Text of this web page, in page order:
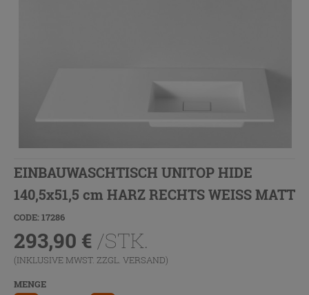
EINBAUWASCHTISCH UNITOP HIDE
140,5x51,5 cm HARZ RECHTS WEISS MATT
CODE: 17286
293,90 € /STK.
(INKLUSIVE MWST. ZZGL. VERSAND)
MENGE